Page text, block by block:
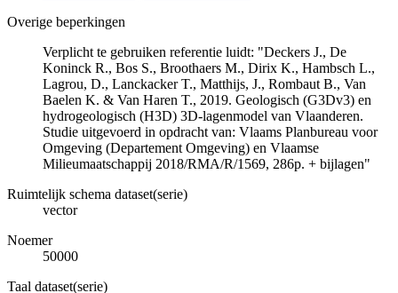
Overige beperkingen
Verplicht te gebruiken referentie luidt: "Deckers J., De
Koninck R., Bos S., Broothaers M., Dirix K., Hambsch L.,
Lagrou, D., Lanckacker T., Matthijs, J., Rombaut B., Van
Baelen K. & Van Haren T., 2019. Geologisch (G3Dv3) en
hydrogeologisch (H3D) 3D-lagenmodel van Vlaanderen.
Studie uitgevoerd in opdracht van: Vlaams Planbureau voor
Omgeving (Departement Omgeving) en Vlaamse
Milieumaatschappij 2018/RMA/R/1569, 286p. + bijlagen"
Ruimtelijk schema dataset(serie)
vector
Noemer
50000
Taal dataset(serie)